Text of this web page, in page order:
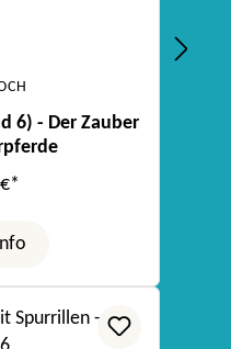
6) - Der Zauber